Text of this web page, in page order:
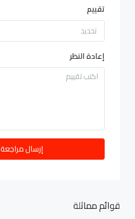
تقييم
تحديد
إعادة النظر
إرسال مراجعة
قوائم مماثلة